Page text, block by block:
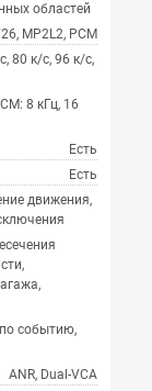
областей
MP2L2, PCM
80 к/с, 96 к/с,
8 кГц, 16
Есть
Есть
движения,
событию,
ANR, Dual-VCA